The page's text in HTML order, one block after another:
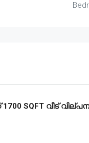
SQFT വീട്